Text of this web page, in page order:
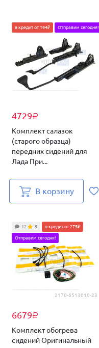
4729₽
в кредит от 194₽ Отправим сегодня!
Комплект салазок
(старого образца)
передних сидений для
Лада При...
В корзину
2170-6513010-23
6679₽
12 5 в кредит от 275₽
Отправим сегодня!
Комплект обогрева
сидений Оригинальный